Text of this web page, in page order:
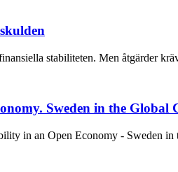
stabiliteten. Men åtgärder
Sweden in the Global
in an Open Economy - Sweden